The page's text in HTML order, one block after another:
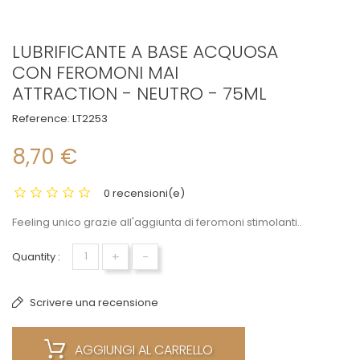
LUBRIFICANTE A BASE ACQUOSA
CON FEROMONI MAI
ATTRACTION - NEUTRO - 75ML
Reference: LT2253
8,70 €
0 recensioni(e)
Feeling unico grazie all'aggiunta di feromoni stimolanti..
Quantity : + -
Scrivere una recensione
AGGIUNGI AL CARRELLO